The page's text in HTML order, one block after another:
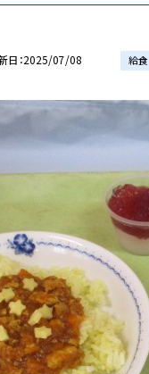
日 2025/07/08 給食